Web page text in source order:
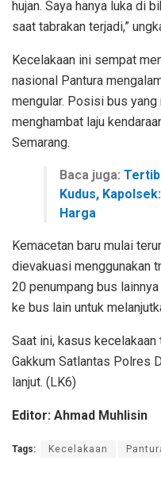
hujan. Saya hanya luka di
saat tabrakan terjadi,”
Kecelakaan ini sempat
nasional Pantura
mengular. Posisi bus yang
menghambat laju
Semarang.
Baca juga:
Kudus,
Harga
Kemacetan baru mulai
dievakuasi menggunakan
20 penumpang bus
ke bus lain untuk
Saat ini, kasus
Gakkum Satlantas Polres
lanjut. (LK6)
Editor: Ahmad Muhlisin
Tags: Kecelakaan